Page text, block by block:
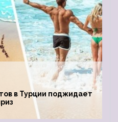
в Турции поджидает